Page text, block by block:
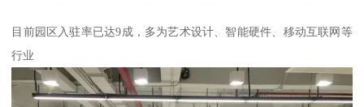
目前园区入驻率已达9成，多为艺术设计、智能硬件、移动互联网等
行业